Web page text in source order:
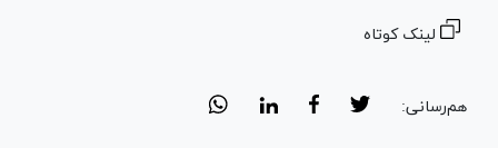
لینک کوتاه
هم‌رسانی: